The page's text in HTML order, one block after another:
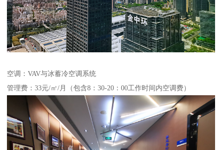
空调：VAV与冰蓄冷空调系统
管理费：33元/㎡/月（包含8：30-20：00工作时间内空调费）